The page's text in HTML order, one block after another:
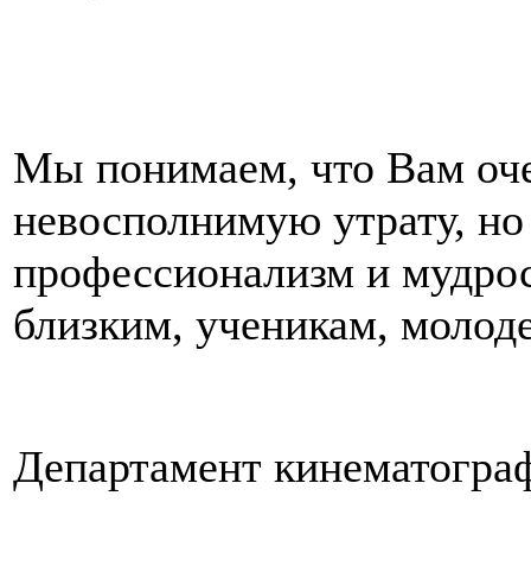
Мы понимаем, что Вам
невосполнимую утрату,
профессионализм и
близким, ученикам,
Департамент